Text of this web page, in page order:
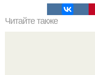
Читайте также